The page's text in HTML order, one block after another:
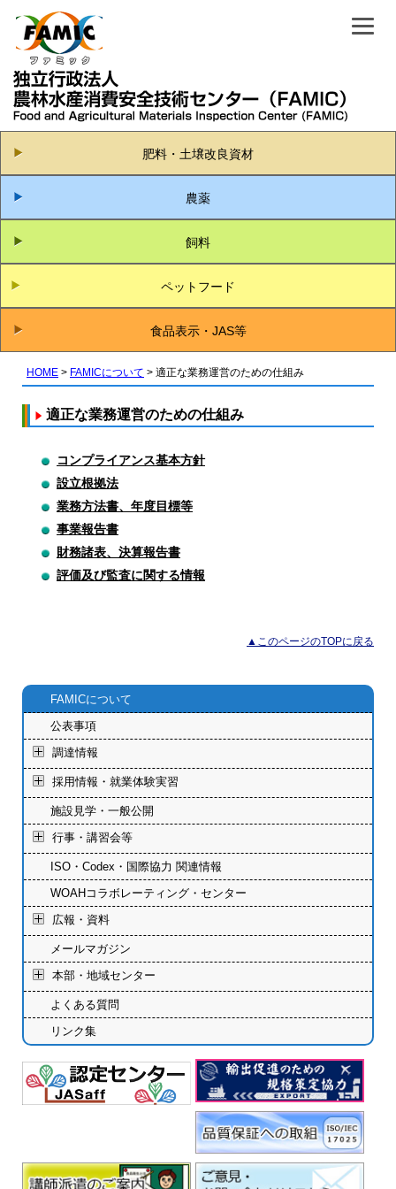
肥料・土壌改良資材
農薬
飼料
ペットフード
食品表示・JAS等
HOME FAMICについて 適正な業務運営のための仕組み
適正な業務運営のための仕組み
コンプライアンス基本方針
設立根拠法
業務方法書、年度目標等
事業報告書
財務諸表、決算報告書
評価及び監査に関する情報
▲このページのTOPに戻る
FAMICについて
公表事項
調達情報
採用情報・就業体験実習
施設見学・一般公開
行事・講習会等
ISO・Codex・国際協力 関連情報
WOAHコラボレーティング・センター
広報・資料
メールマガジン
本部・地域センター
よくある質問
リンク集